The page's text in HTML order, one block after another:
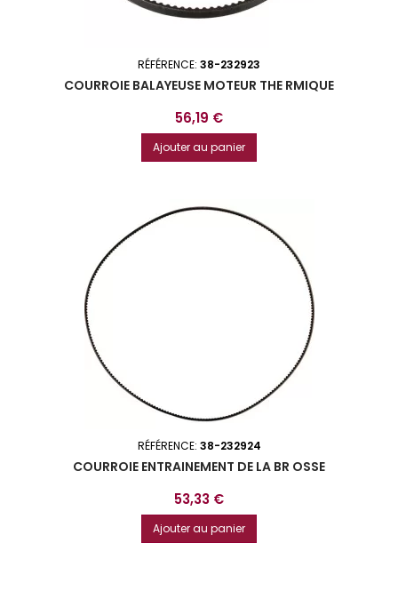
RÉFÉRENCE: 38-232923
COURROIE BALAYEUSE MOTEUR THE RMIQUE
Prix
56,19 €
Ajouter au panier
RÉFÉRENCE: 38-232924
COURROIE ENTRAINEMENT DE LA BR OSSE
Prix
53,33 €
Ajouter au panier